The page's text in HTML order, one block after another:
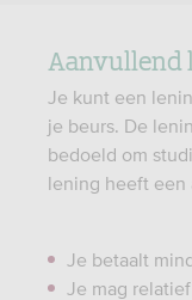
Aanvullend
Je kunt een
je beurs. De
bedoeld om
lening heeft een
Je betaalt
Je mag